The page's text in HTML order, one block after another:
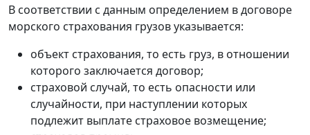
В соответствии с данным определением в договоре
морского страхования грузов указывается:
объект страхования, то есть груз, в отношении
которого заключается договор;
страховой случай, то есть опасности или
случайности, при наступлении которых
подлежит выплате страховое возмещение;